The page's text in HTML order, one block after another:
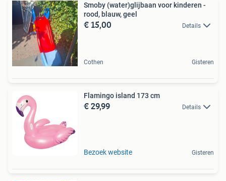
Smoby (water)glijbaan voor kinderen -
rood, blauw, geel
€ 15,00 Details
Cothen Gisteren
Flamingo island 173 cm
€ 29,99 Details
Bezoek website Gisteren